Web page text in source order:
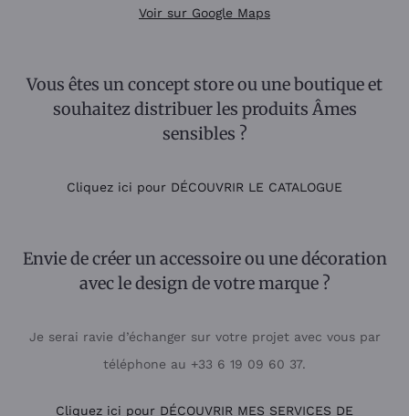
Voir sur Google Maps
Vous êtes un concept store ou une boutique et
souhaitez distribuer les produits Âmes
sensibles ?
Cliquez ici pour DÉCOUVRIR LE CATALOGUE
Envie de créer un accessoire ou une décoration
avec le design de votre marque ?
Je serai ravie d’échanger sur votre projet avec vous par
téléphone au +33 6 19 09 60 37.
Cliquez ici pour DÉCOUVRIR MES SERVICES DE